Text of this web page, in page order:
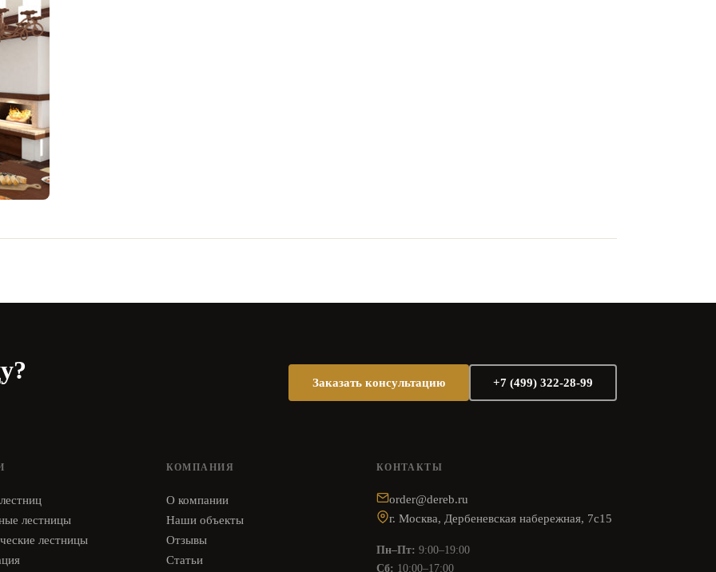
Заказать консультацию +7 (499) 322-28-99
лестницы
лестницы
КОМПАНИЯ
О компании
Наши объекты
Отзывы
Статьи
КОНТАКТЫ
order@dereb.ru
г. Москва, Дербеневская набережная, 7с15
Пн–Пт: 9:00–19:00
Сб: 10:00–17:00